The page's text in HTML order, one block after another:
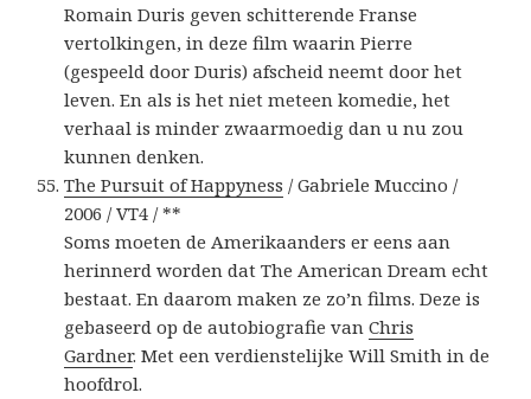
Romain Duris geven schitterende Franse
vertolkingen, in deze film waarin Pierre
(gespeeld door Duris) afscheid neemt door het
leven. En als is het niet meteen komedie, het
verhaal is minder zwaarmoedig dan u nu zou
kunnen denken.
The Pursuit of Happyness / Gabriele Muccino /
2006 / VT4 / **
Soms moeten de Amerikaanders er eens aan
herinnerd worden dat The American Dream echt
bestaat. En daarom maken ze zo’n films. Deze is
gebaseerd op de autobiografie vanChris
Gardner. Met een verdienstelijke Will Smith in de
hoofdrol.